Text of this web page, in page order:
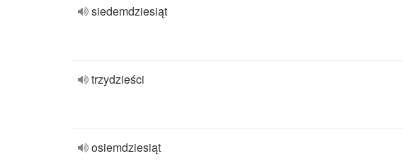
siedemdziesiąt
trzydzieści
osiemdziesiąt